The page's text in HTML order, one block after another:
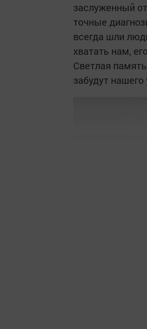
заслуженный
точные
всегда шли
хватать нам,
Светлая
забудут